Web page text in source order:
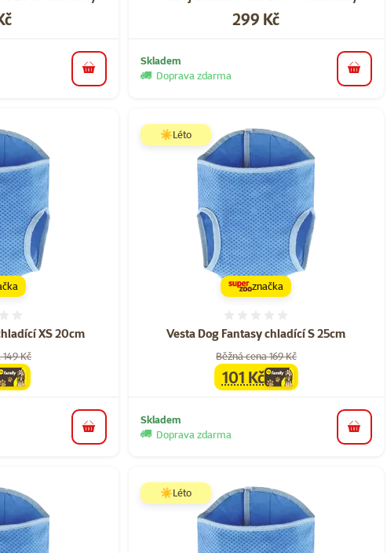
do košíku
Cena
299 Kč
Skladem
Doprava zdarma
do
XS 20cm
Kč
cena
do košíku
Vesta Dog Fantasy chladící S 25cm
Běžná cena 169 Kč
familycena
101 Kč
☀️Léto
značka
Skladem
Doprava zdarma
do
☀️Léto